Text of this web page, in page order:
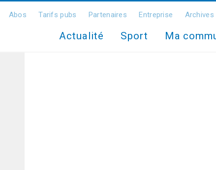
Abos Tarifs pubs Partenaires Entreprise Archives
Actualité Sport Ma